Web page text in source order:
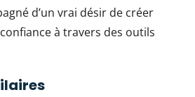
d’un vrai désir de créer
à travers des outils